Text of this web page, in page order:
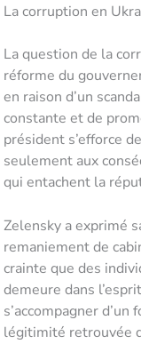
La corruption en
La question de la
réforme du
en raison d’un
constante et de
président s’efforce
seulement aux
qui entachent la
Zelensky a exprimé
remaniement de
crainte que des
demeure dans
s’accompagner
légitimité retrouvée